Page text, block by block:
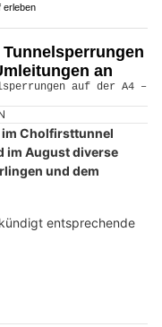
erleben
an
im Cholfirsttunnel
im August diverse
und dem
entsprechende